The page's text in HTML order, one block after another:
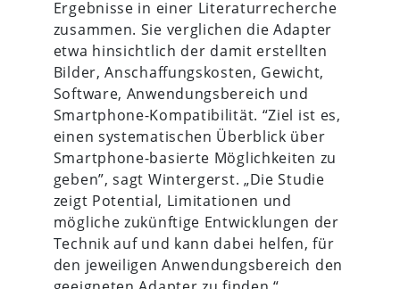
Ergebnisse in einer Literaturrecherche
zusammen. Sie verglichen die Adapter
etwa hinsichtlich der damit erstellten
Bilder, Anschaffungskosten, Gewicht,
Software, Anwendungsbereich und
Smartphone-Kompatibilität. “Ziel ist es,
einen systematischen Überblick über
Smartphone-basierte Möglichkeiten zu
geben”, sagt Wintergerst. „Die Studie
zeigt Potential, Limitationen und
mögliche zukünftige Entwicklungen der
Technik auf und kann dabei helfen, für
den jeweiligen Anwendungsbereich den